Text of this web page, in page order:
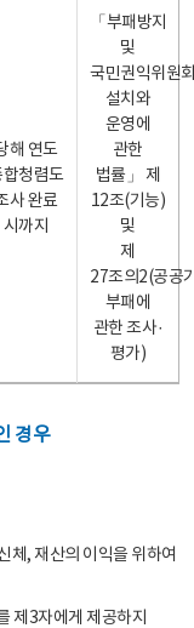
해 연도
합청렴도
사 완료
시까지
「부패방지
및
국민권익위원
설치와
운영에
관한
법률」 제
12조(기능)
및
제
27조의2(공공
부패에
관한 조사·
평가)
경우
체, 재산의 이익을 위하여
제3자에게 제공하지